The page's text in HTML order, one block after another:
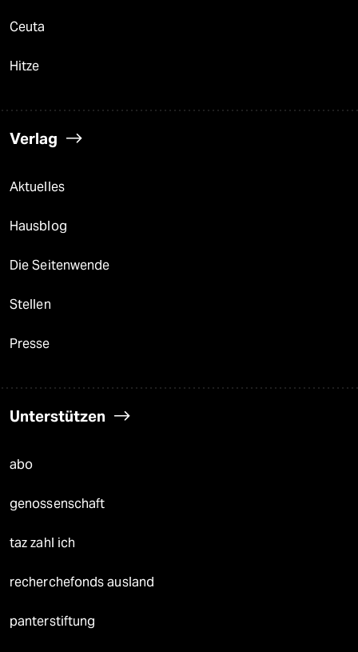
Ceuta
Hitze
Verlag
Aktuelles
Hausblog
Die Seitenwende
Stellen
Presse
Unterstützen
abo
genossenschaft
taz zahl ich
recherchefonds ausland
panterstiftung